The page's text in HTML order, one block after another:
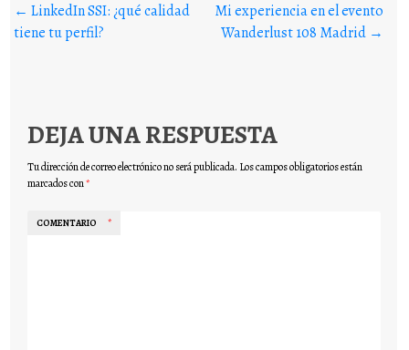
Buscar en los posts
← LinkedIn SSI: ¿qué calidad
tiene tu perfil?
Mi experiencia en el evento
Wanderlust 108 Madrid →
DEJA UNA RESPUESTA
Tu dirección de correo electrónico no será publicada. Los campos obligatorios están
marcados con*
COMENTARIO *